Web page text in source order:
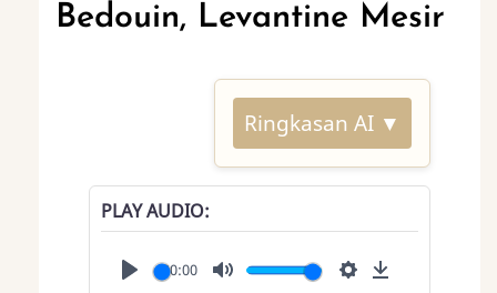
Bedouin, Levantine Mesir
Ringkasan AI ▼
PLAY AUDIO
00:00